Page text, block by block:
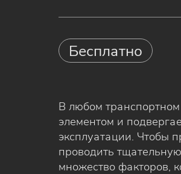
Бесплатно
В любом
элементом и
эксплуатации. Чтобы
проводить
множество факторов,